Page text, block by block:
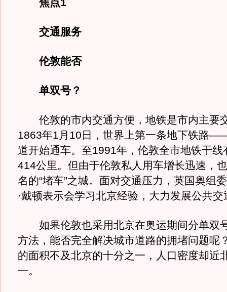
焦点1
交通服务
伦敦能否
单双号？
伦敦的市内交通方便，地铁是市内主要
1863年1月10日，世界上第一条地下铁路
道开始通车。至1991年，伦敦全市地铁干线
414公里。但由于伦敦私人用车增长迅速，
名的“堵车”之城。面对交通压力，英国奥组
·戴顿表示会学习北京经验，大力发展公共交
如果伦敦也采用北京在奥运期间分单双
方法，能否完全解决城市道路的拥堵问题呢
的面积不及北京的十分之一，人口密度却近
一。